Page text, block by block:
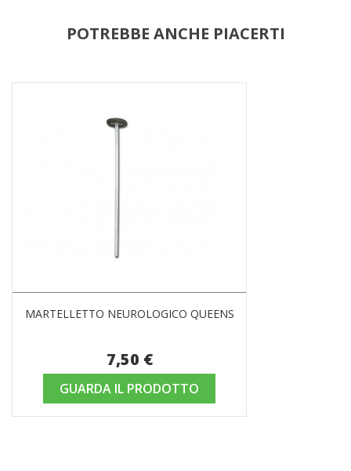
POTREBBE ANCHE PIACERTI
MARTELLETTO NEUROLOGICO QUEENS
7,50 €
GUARDA IL PRODOTTO